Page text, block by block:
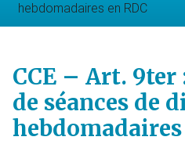
hebdomadaires en RDC
CCE – Art.
de séances de
hebdomadaires